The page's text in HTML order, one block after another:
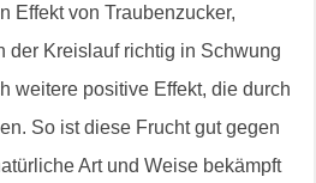
Effekt von Traubenzucker,
der Kreislauf richtig in Schwung
weitere positive Effekt, die durch
So ist diese Frucht gut gegen
Art und Weise bekämpft